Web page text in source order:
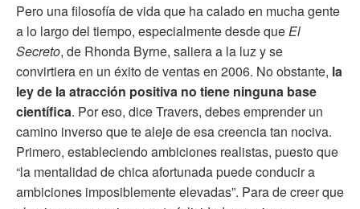
Pero una filosofía de vida que ha calado en mucha gente
a lo largo del tiempo, especialmente desde queEl
Secreto, de Rhonda Byrne, saliera a la luz y se
convirtiera en un éxito de ventas en 2006. No obstante, la
ley de la atracción positiva no tiene ninguna base
científica. Por eso, dice Travers, debes emprender un
camino inverso que te aleje de esa creencia tan nociva.
Primero, estableciendo ambiciones realistas, puesto que
“la mentalidad de chica afortunada puede conducir a
ambiciones imposiblemente elevadas”. Para de creer que